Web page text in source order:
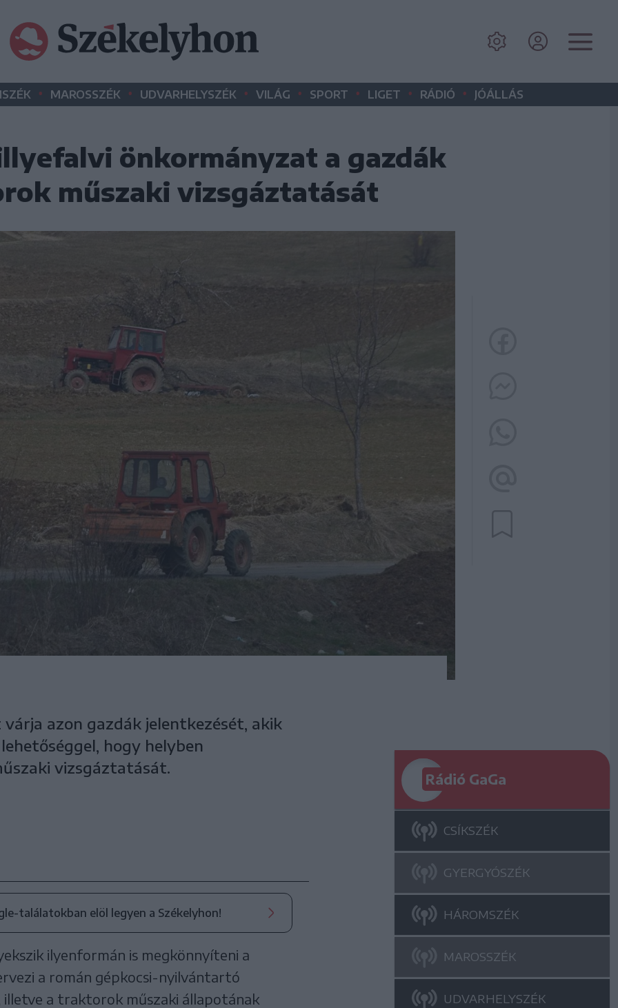
• MAROSSZÉK • UDVARHELYSZÉK • VILÁG • SPORT • LIGET • RÁDIÓ • JÓÁLLÁS
önkormányzat a gazdák
műszaki vizsgáztatását
azon gazdák jelentkezését, akik
hogy helyben
vizsgáztatását.
találatokban elöl legyen a Székelyhon!
ilyenformán is megkönnyíteni a
a román gépkocsi-nyilvántartó
a traktorok műszaki állapotának
Rádió GaGa
CSÍKSZÉK
GYERGYÓSZÉK
HÁROMSZÉK
MAROSSZÉK
UDVARHELYSZÉK